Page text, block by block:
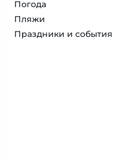
Погода
Пляжи
Праздники и события